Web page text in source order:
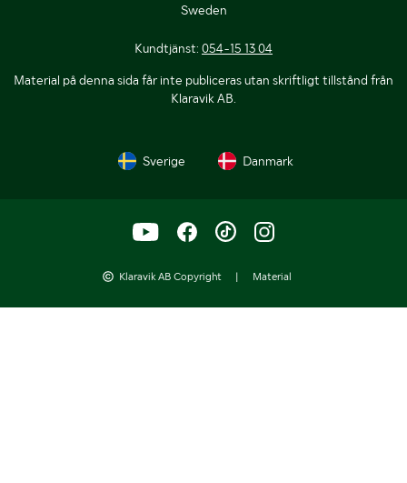
Sweden
Kundtjänst: 054-15 13 04
Material på denna sida får inte publiceras utan skriftligt tillstånd från
Klaravik AB.
Sverige Danmark
Klaravik AB Copyright | Material